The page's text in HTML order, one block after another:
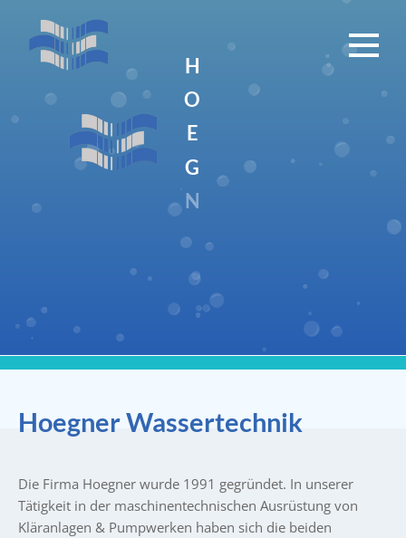
H
O
E
G
N
Hoegner Wassertechnik
Die Firma Hoegner wurde 1991 gegründet. In unserer
Tätigkeit in der maschinentechnischen Ausrüstung von
Kläranlagen & Pumpwerken haben sich die beiden